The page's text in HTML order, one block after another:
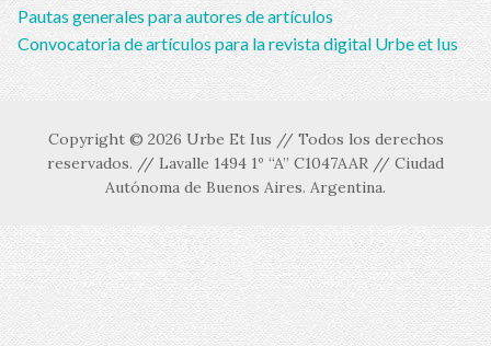
Pautas generales para autores de artículos
Convocatoria de artículos para la revista digital Urbe et Ius
Copyright © 2026 Urbe Et Ius // Todos los derechos
reservados. // Lavalle 1494 1º “A” C1047AAR // Ciudad
Autónoma de Buenos Aires. Argentina.